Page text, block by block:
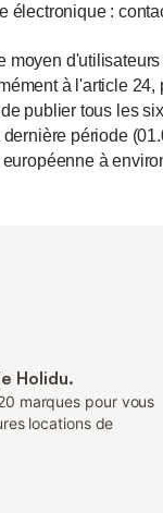
électronique :
moyen
à l'article
publier tous les
dernière période
européenne à
Holidu.
marques pour vous
locations de